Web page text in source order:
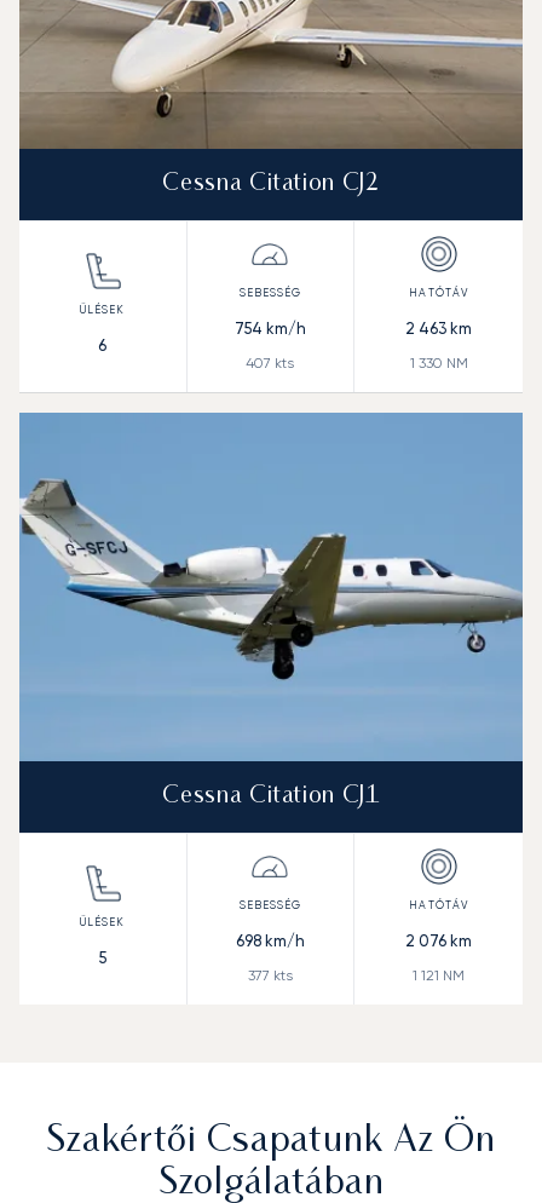
Cessna Citation CJ2
6
754 km/h
407 kts
2 463 km
1 330 NM
Cessna Citation CJ1
5
698km/h
377 kts
2 076 km
1 121 NM
Szakértői Csapatunk Az Ön
Szolgálatában